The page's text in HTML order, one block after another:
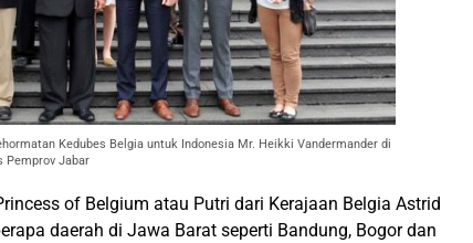
Kedubes Belgia untuk Indonesia Mr. Heikki Vandermander di
Pemprov Jabar
of Belgium atau Putri dari Kerajaan Belgia Astrid
daerah di Jawa Barat seperti Bandung, Bogor dan